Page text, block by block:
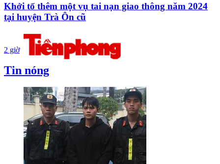
Khởi tố thêm một vụ tai nạn giao thông năm 2024
tại huyện Trà Ôn cũ
2 giờ
Tin nóng